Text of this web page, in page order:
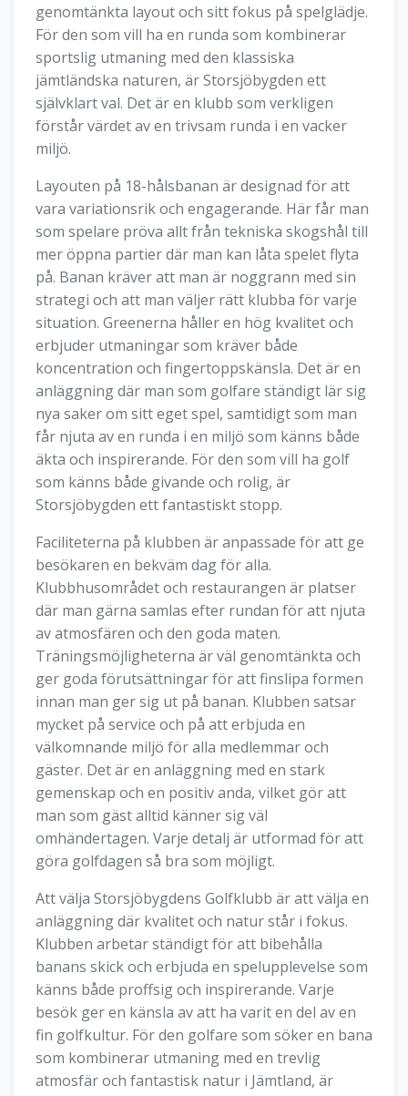
genomtänkta layout och sitt fokus på spelglädje.
För den som vill ha en runda som kombinerar
sportslig utmaning med den klassiska
jämtländska naturen, är Storsjöbygden ett
självklart val. Det är en klubb som verkligen
förstår värdet av en trivsam runda i en vacker
miljö.
Layouten på 18-hålsbanan är designad för att
vara variationsrik och engagerande. Här får man
som spelare pröva allt från tekniska skogshål till
mer öppna partier där man kan låta spelet flyta
på. Banan kräver att man är noggrann med sin
strategi och att man väljer rätt klubba för varje
situation. Greenerna håller en hög kvalitet och
erbjuder utmaningar som kräver både
koncentration och fingertoppskänsla. Det är en
anläggning där man som golfare ständigt lär sig
nya saker om sitt eget spel, samtidigt som man
får njuta av en runda i en miljö som känns både
äkta och inspirerande. För den som vill ha golf
som känns både givande och rolig, är
Storsjöbygden ett fantastiskt stopp.
Faciliteterna på klubben är anpassade för att ge
besökaren en bekväm dag för alla.
Klubbhusområdet och restaurangen är platser
där man gärna samlas efter rundan för att njuta
av atmosfären och den goda maten.
Träningsmöjligheterna är väl genomtänkta och
ger goda förutsättningar för att finslipa formen
innan man ger sig ut på banan. Klubben satsar
mycket på service och på att erbjuda en
välkomnande miljö för alla medlemmar och
gäster. Det är en anläggning med en stark
gemenskap och en positiv anda, vilket gör att
man som gäst alltid känner sig väl
omhändertagen. Varje detalj är utformad för att
göra golfdagen så bra som möjligt.
Att välja Storsjöbygdens Golfklubb är att välja en
anläggning där kvalitet och natur står i fokus.
Klubben arbetar ständigt för att bibehålla
banans skick och erbjuda en spelupplevelse som
känns både proffsig och inspirerande. Varje
besök ger en känsla av att ha varit en del av en
fin golfkultur. För den golfare som söker en bana
som kombinerar utmaning med en trevlig
atmosfär och fantastisk natur i Jämtland, är